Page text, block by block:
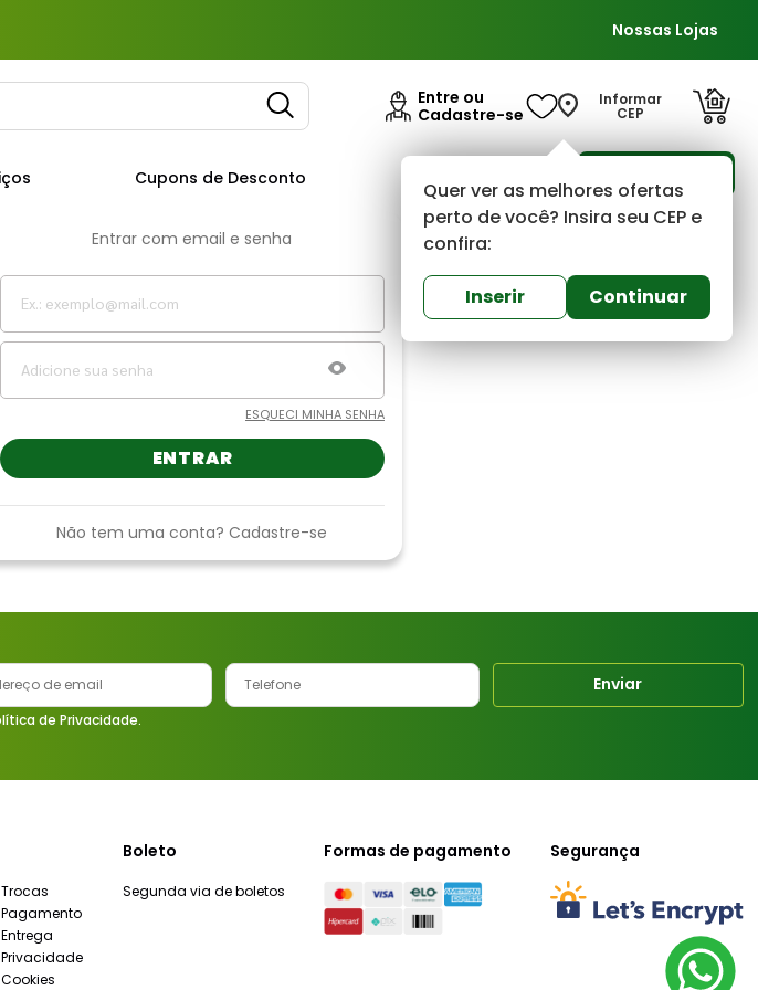
Nossas Lojas
Entre ou
Cadastre-se
Informar
CEP
Quer ver as melhores ofertas
perto de você? Insira seu CEP e
confira:
Inserir Continuar
Cupons de Desconto
Entrar com email e senha
ESQUECI MINHA SENHA
ENTRAR
Não tem uma conta? Cadastre-se
Enviar
de Privacidade.
Boleto
Segunda via de boletos
Formas de pagamento Segurança